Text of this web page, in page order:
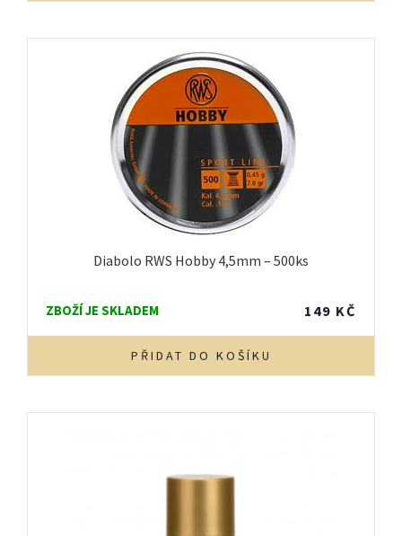
Diabolo RWS Hobby 4,5mm – 500ks
ZBOŽÍ JE SKLADEM 149 KČ
PŘIDAT DO KOŠÍKU